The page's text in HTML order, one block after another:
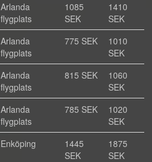
Arlanda
flygplats
1085
SEK
1410
SEK
Arlanda
flygplats
775 SEK
1010
SEK
Arlanda
flygplats
815 SEK
1060
SEK
Arlanda
flygplats
785 SEK
1020
SEK
Enköping
1445
SEK
1875
SEK